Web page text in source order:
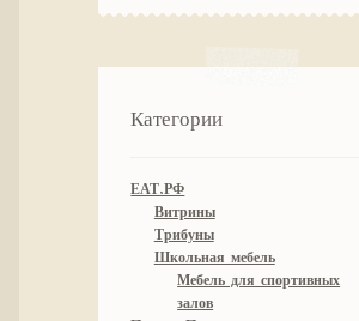
Категории
ЕАТ.РФ
Витрины
Трибуны
Школьная мебель
Мебель для спортивных
залов